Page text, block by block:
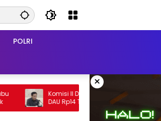
POLRI
×
Komisi II DPR Desak Pusat Segera Cairkan
DAU Rp14 Triliun untuk 79 Daerah, Gaji PNS
Terancam Telat